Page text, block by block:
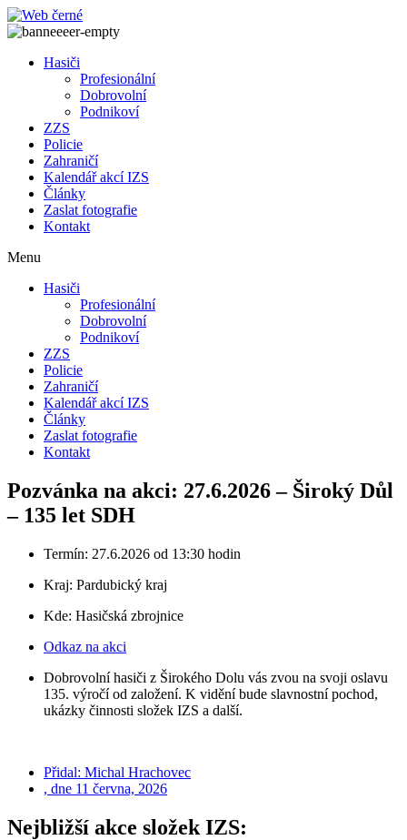
Přejít
k
Hasiči
Profesionální
Dobrovolní
Podnikoví
ZZS
Policie
Zahraničí
Kalendář akcí IZS
Články
Zaslat fotografie
Kontakt
Menu
Hasiči
Profesionální
Dobrovolní
Podnikoví
ZZS
Policie
Zahraničí
Kalendář akcí IZS
Články
Zaslat fotografie
Kontakt
Pozvánka na akci: 27.6.2026 – Široký Důl
– 135 let SDH
Termín: 27.6.2026 od 13:30 hodin
Kraj: Pardubický kraj
Kde: Hasičská zbrojnice
Odkaz na akci
Dobrovolní hasiči z Širokého Dolu vás zvou na svoji oslavu
135. výročí od založení. K vidění bude slavnostní pochod,
ukázky činnosti složek IZS a další.
Přidal: Michal Hrachovec
, dne 11 června, 2026
Nejbližší akce složek IZS: